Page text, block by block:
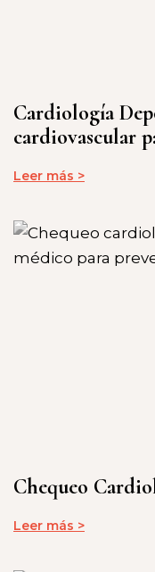
Cardiología
cardiovascular
Leer más >
Chequeo
Leer más >